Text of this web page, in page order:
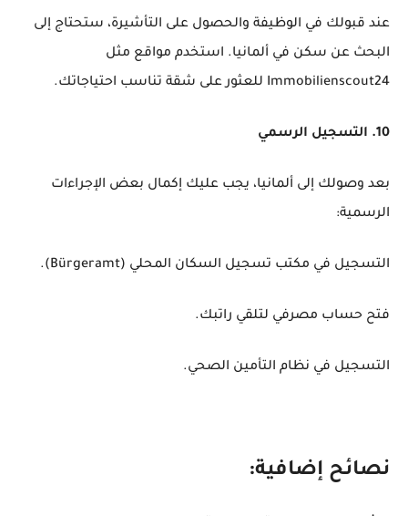
عند قبولك في الوظيفة والحصول على التأشيرة، ستحتاج إلى
البحث عن سكن في ألمانيا. استخدم مواقع مثل
Immobilienscout24 للعثور على شقة تناسب احتياجاتك.
10. التسجيل الرسمي
بعد وصولك إلى ألمانيا، يجب عليك إكمال بعض الإجراءات
الرسمية:
التسجيل في مكتب تسجيل السكان المحلي (Bürgeramt).
فتح حساب مصرفي لتلقي راتبك.
التسجيل في نظام التأمين الصحي.
نصائح إضافية: